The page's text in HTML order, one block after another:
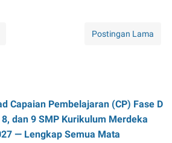
Postingan Lama
Capaian Pembelajaran (CP) Fase D
8, dan 9 SMP Kurikulum Merdeka
— Lengkap Semua Mata